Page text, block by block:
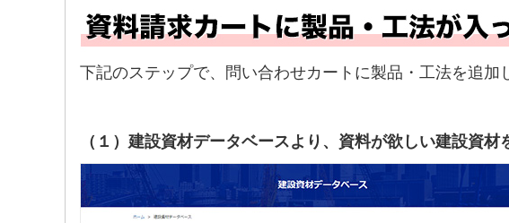
下記のステップで、問い合わせカートに製品・工法を追加
（１）建設資材データベースより、資料が欲しい建設資材